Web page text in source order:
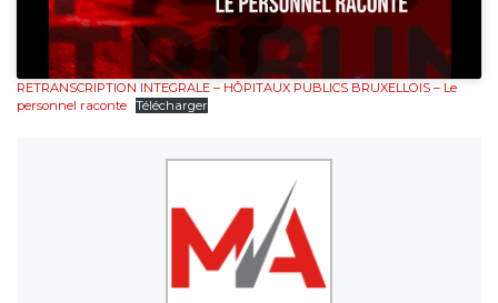
RETRANSCRIPTION INTEGRALE – HÔPITAUX PUBLICS BRUXELLOIS – Le
personnel raconte Télécharger